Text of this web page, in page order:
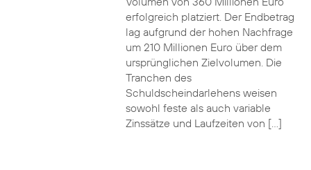
erfolgreich platziert. Der Endbetrag
lag aufgrund der hohen Nachfrage
um 210 Millionen Euro über dem
ursprünglichen Zielvolumen. Die
Tranchen des
Schuldscheindarlehens weisen
sowohl feste als auch variable
Zinssätze und Laufzeiten von […]